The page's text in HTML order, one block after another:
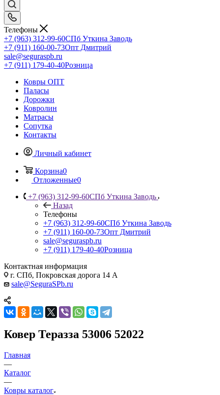
Телефоны
+7 (963) 312-99-60СПб Уткина Заводь
+7 (911) 160-00-73Опт Дмитрий
sale@seguraspb.ru
+7 (911) 179-40-40Розница
Ковры ОПТ
Паласы
Дорожки
Ковролин
Матрасы
Сопутка
Контакты
Личный кабинет
Корзина0
Отложенные0
+7 (963) 312-99-60СПб Уткина Заводь
Назад
Телефоны
+7 (963) 312-99-60СПб Уткина Заводь
+7 (911) 160-00-73Опт Дмитрий
sale@seguraspb.ru
+7 (911) 179-40-40Розница
Контактная информация
г. СПб, Покровская дорога 14 А
sale@SeguraSPb.ru
Ковер Теразза 53006 52022
Главная
—
Каталог
—
Ковры каталог